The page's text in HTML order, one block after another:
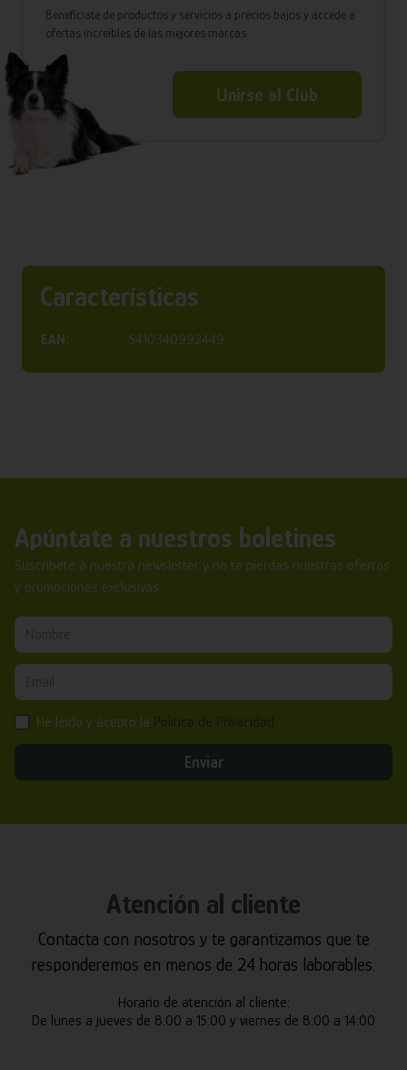
Benefíciate de productos y servicios a precios bajos y accede a
ofertas increíbles de las mejores marcas
Unirse al Club
Características
EAN: 5410340992449
Apúntate a nuestros boletines
Suscríbete a nuestra newsletter y no te pierdas nuestras ofertas
y promociones exclusivas.
He leído y acepto la
Enviar
Atención al cliente
Contacta con nosotros y te garantizamos que te
responderemos en menos de 24 horas laborables.
Horario de atención al cliente:
De lunes a jueves de 8:00 a 15:00 y viernes de 8:00 a 14:00